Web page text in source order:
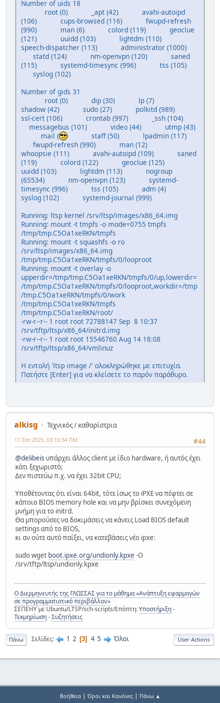
Number of uids 18
root (0) _apt (42) avahi-autoipd
(106) cups-browsed (116) fwupd-refresh
(990) man (6) colord (119) geoclue
(121) uuidd (103) lightdm (110)
speech-dispatcher (113) administrator (1000)
statd (124) nm-openvpn (120) saned
(115) systemd-timesync (996) tss (105)
syslog (102)
Number of gids 31
root (0) dip (30) lp (7)
shadow (42) sudo (27) polkitd (989)
ssl-cert (106) crontab (997) _ssh (104)
messagebus (101) video (44) utmp (43)
mail (
staff (50) lpadmin (117)
fwupd-refresh (990) man (12)
whoopsie (111) avahi-autoipd (109) saned
(119) colord (122) geoclue (125)
uuidd (103) lightdm (113) nogroup
(65534) nm-openvpn (123) systemd-
timesync (996) tss (105) adm (4)
syslog (102) systemd-journal (999)
Running: ltsp kernel /srv/ltsp/images/x86_64.img
Running: mount -t tmpfs -o mode=0755 tmpfs
/tmp/tmp.C5Oa1xeRKN/tmpfs
Running: mount -t squashfs -o ro
/srv/ltsp/images/x86_64.img
/tmp/tmp.C5Oa1xeRKN/tmpfs/0/looproot
Running: mount -t overlay -o
upperdir=/tmp/tmp.C5Oa1xeRKN/tmpfs/0/up,lowerdir=
/tmp/tmp.C5Oa1xeRKN/tmpfs/0/looproot,workdir=/tmp
/tmp.C5Oa1xeRKN/tmpfs/0/work
/tmp/tmp.C5Oa1xeRKN/tmpfs
/tmp/tmp.C5Oa1xeRKN/root/
-rw-r--r-- 1 root root 72788147 Sep 8 10:37
/srv/tftp/ltsp/x86_64/initrd.img
-rw-r--r-- 1 root root 15546760 Aug 14 18:08
/srv/tftp/ltsp/x86_64/vmlinuz
Η εντολή 'ltsp image /' ολοκληρώθηκε με επιτυχία.
Πατήστε [Enter] για να κλείσετε το παρόν παράθυρο.
alkisg
Τεχνικός / καθαρίστρια
#44
11 Σεπ 2025, 03:10:34 ΠΜ
@delibeis υπάρχει άλλος client με ίδιο hardware, ή αυτός έχει
κάτι ξεχωριστό;
Δεν πιστεύω π.χ. να έχει 32bit CPU;
Υποθέτοντας ότι είναι 64bit, τότε ίσως το iPXE να πέφτει σε
κάποιο BIOS memory hole και να μην βρίσκει συνεχόμενη
μνήμη για το initrd.
Θα μπορούσες να δοκιμάσεις να κάνεις Load BIOS default
settings από το BIOS,
κι αν ούτε αυτό παίξει, να κατεβάσεις νέο ipxe:
sudo wget boot.ipxe.org/undionly.kpxe -O
/srv/tftp/ltsp/undionly.kpxe
Ο Διερμηνευτής της ΓΛΩΣΣΑΣ για το μάθημα «Ανάπτυξη εφαρμογών
σε προγραμματιστικό περιβάλλον»
ΣΕΠΕΗΥ με Ubuntu/LTSP/sch-scripts/Επόπτη:Υποστήριξη-
Τεκμηρίωση-Συζητήσεις
Πάνω Σελίδες 1 2 3 4 5 Όλοι User Actions
Βοήθεια| Όροι και Κανόνες| Πάνω ▲